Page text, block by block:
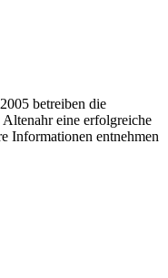
betreiben die
eine erfolgreiche
Informationen entnehmen